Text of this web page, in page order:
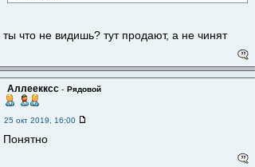
ты что не видишь? тут продают, а не чинят
Аллеекксс - Рядовой
25 окт 2019, 16:00
Понятно